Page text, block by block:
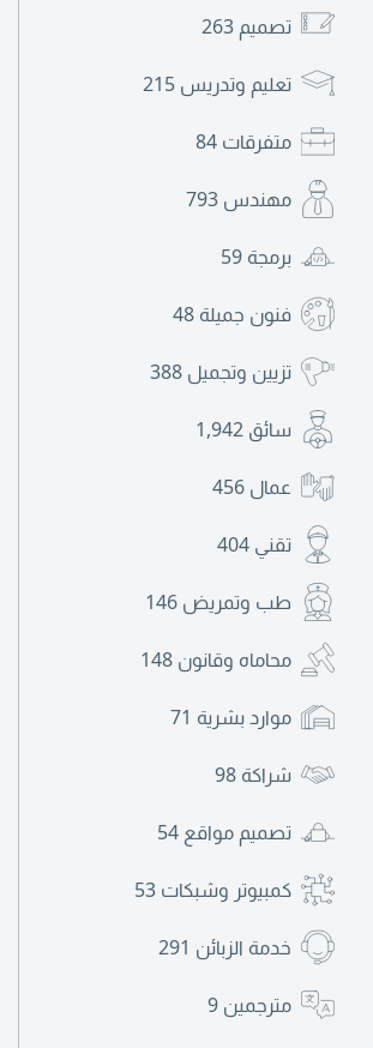
تصميم 263
تعليم وتدريس 215
متفرقات 84
مهندس 793
برمجة 59
فنون جميلة 48
تزيين وتجميل 388
سائق 1,942
عمال 456
تقني 404
طب وتمريض 146
محاماه وقانون 148
موارد بشرية 71
شراكة 98
تصميم مواقع 54
كمبيوتر وشبكات 53
خدمة الزبائن 291
مترجمين 9